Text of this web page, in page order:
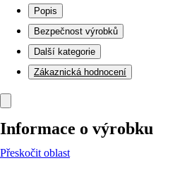
Popis
Bezpečnost výrobků
Další kategorie
Zákaznická hodnocení
Informace o výrobku
Přeskočit oblast